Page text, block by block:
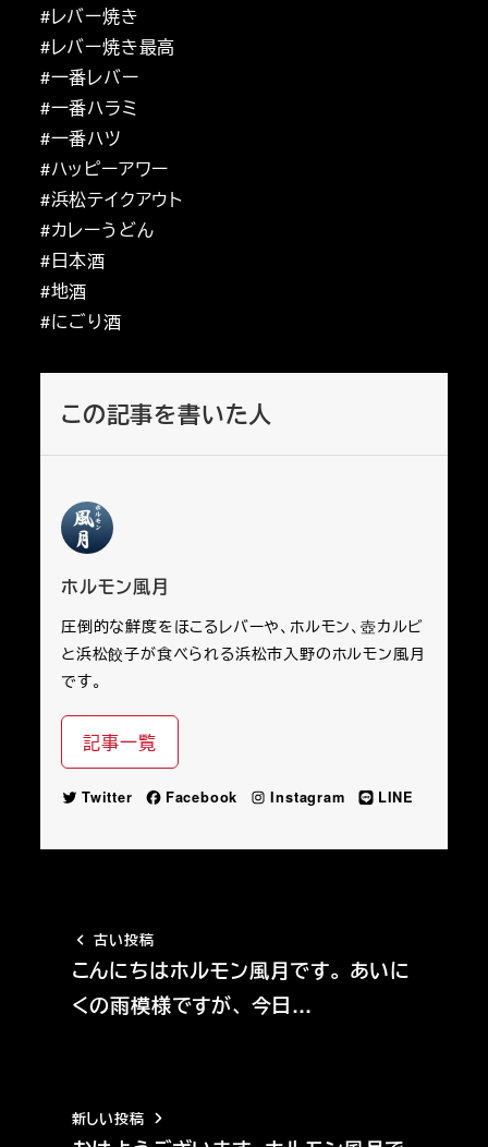
#レバー焼き
#レバー焼き最高
#一番レバー
#一番ハラミ
#一番ハツ
#ハッピーアワー
#浜松テイクアウト
#カレーうどん
#日本酒
#地酒
#にごり酒
この記事を書いた人
ホルモン風月
圧倒的な鮮度をほこるレバーや、ホルモン、壺カルビ
と浜松餃子が食べられる浜松市入野のホルモン風月
です。
記事一覧
Twitter Facebook Instagram LINE
古い投稿
こんにちはホルモン風月です。 あいに
くの雨模様ですが、 今日…
新しい投稿